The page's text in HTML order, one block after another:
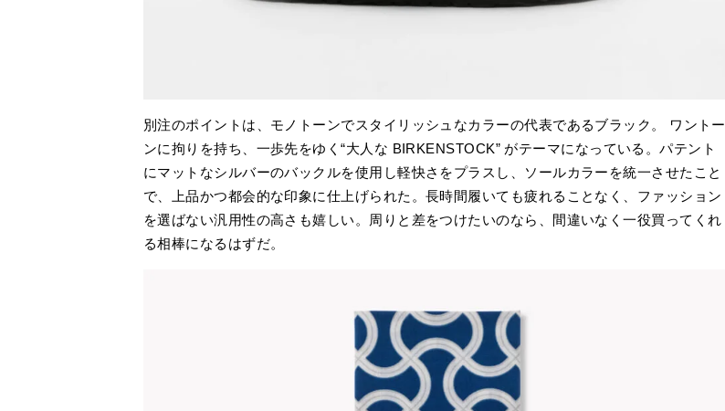
別注のポイントは、モノトーンでスタイリッシュなカラーの代表であるブラック。 ワントー
ンに拘りを持ち、一歩先をゆく“大人な BIRKENSTOCK” がテーマになっている。パテント
にマットなシルバーのバックルを使用し軽快さをプラスし、ソールカラーを統一させたこと
で、上品かつ都会的な印象に仕上げられた。長時間履いても疲れることなく、ファッション
を選ばない汎用性の高さも嬉しい。周りと差をつけたいのなら、間違いなく一役買ってくれ
る相棒になるはずだ。